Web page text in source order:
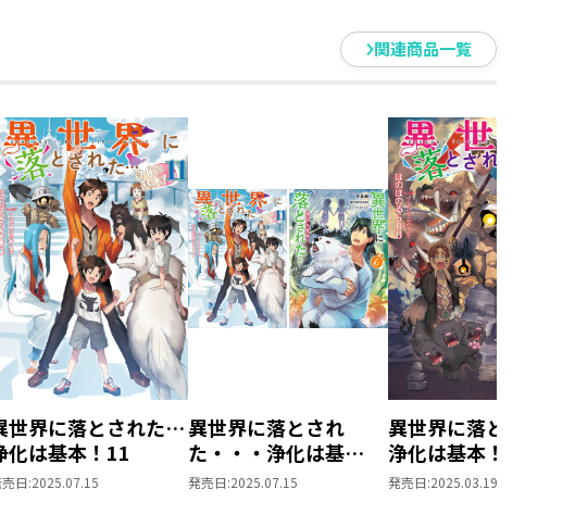
関連商品一覧
世界に落とされた…
化は基本！11
日:2025.07.15
異世界に落とされ
た・・・浄化は基
本！ 原作小説第11
発売日:2025.07.15
異世界に落とされ
浄化は基本！10
発売日:2025.03.19